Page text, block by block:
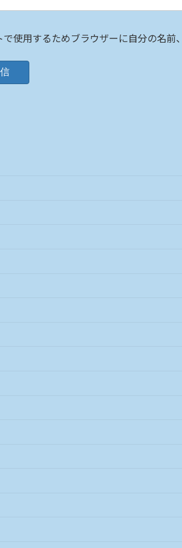
使用するためブラウザーに自分の名前